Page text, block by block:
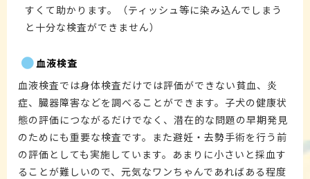
すくて助かります。（ティッシュ等に染み込んでしまう
と十分な検査ができません）
血液検査
血液検査では身体検査だけでは評価ができない貧血、炎
症、臓器障害などを調べることができます。子犬の健康状
態の評価につながるだけでなく、潜在的な問題の早期発見
のためにも重要な検査です。また避妊・去勢手術を行う前
の評価としても実施しています。あまりに小さいと採血す
ることが難しいので、元気なワンちゃんであればある程度